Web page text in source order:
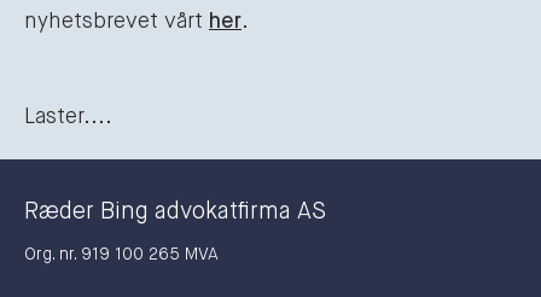
nyhetsbrevet vårt her.
Laster....
Ræder Bing advokatfirma AS
Org. nr. 919 100 265 MVA